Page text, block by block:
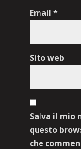
Email *
Sito web
Salva il mio
questo
che